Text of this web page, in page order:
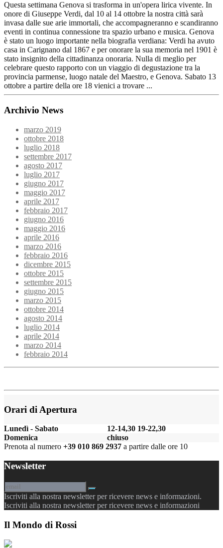
Questa settimana Genova si trasforma in un'opera lirica vivente. In
onore di Giuseppe Verdi, dal 10 al 14 ottobre la nostra città sarà
invasa dalle sue arie immortali, che accompagneranno e scandiranno
eventi in continua connessione tra spazio urbano e musica. Genova
è stato un luogo importante nella biografia verdiana: Verdi ha avuto
casa in Carignano dal 1867 e per onorare la sua memoria nel 1901 è
stato insignito della cittadinanza onoraria. Nulla di meglio per
celebrare questo rapporto con un viaggio di degustazione tra la
provincia parmense, luogo natale del Maestro, e Genova. Sabato 13
ottobre a partire della ore 18 vienici a trovare ...
Archivio News
marzo 2019
ottobre 2018
luglio 2018
settembre 2017
agosto 2017
luglio 2017
giugno 2017
maggio 2017
aprile 2017
febbraio 2017
giugno 2016
maggio 2016
aprile 2016
marzo 2016
febbraio 2016
dicembre 2015
ottobre 2015
settembre 2015
giugno 2015
marzo 2015
ottobre 2014
agosto 2014
luglio 2014
aprile 2014
marzo 2014
febbraio 2014
Orari di Apertura
Lunedì - Sabato
12-14,30 19-22,30
Domenica
chiuso
Prenota al numero +39 010 869 2937 a partire dalle ore 10
Newsletter
Iscriviti alla nostra newsletter per ricevere news e informazioni.
Iscriviti alla nostra newsletter per ricevere news e informazioni
Il Mondo di Rossi